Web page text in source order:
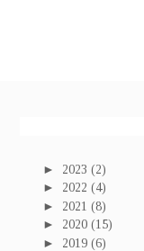
► 2023 (2)
► 2022 (4)
► 2021 (8)
► 2020 (15)
► 2019 (6)